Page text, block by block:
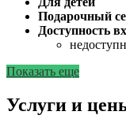
Подарочный
Доступность
Показать еще
Услуги и